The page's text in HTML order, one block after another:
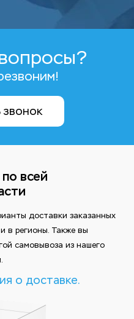
звонок
всей
доставки заказанных
в регионы. Также вы
самовывоза из нашего
о доставке.